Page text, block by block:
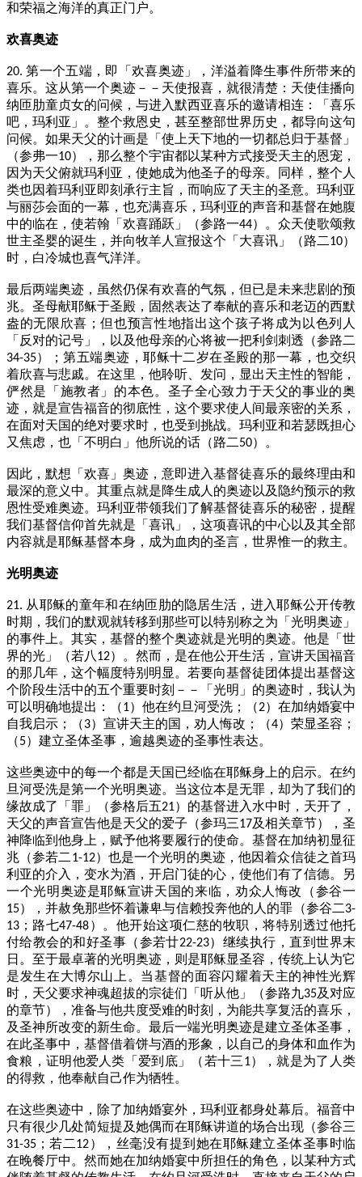
和荣福之海洋的真正门户。
欢喜奥迹
20.第一个五端，即「欢喜奥迹」，洋溢着降生事件所带来的
喜乐。这从第一个奥迹－－天使报喜，就很清楚：天使佳播向
纳匝肋童贞女的问候，与进入默西亚喜乐的邀请相连：「喜乐
吧，玛利亚」。整个救恩史，甚至整部世界历史，都导向这句
问候。如果天父的计画是「使上天下地的一切都总归于基督」
（参弗一10），那么整个宇宙都以某种方式接受天主的恩宠，
因为天父俯就玛利亚，使她成为他圣子的母亲。同样，整个人
类也因着玛利亚即刻承行主旨，而响应了天主的圣意。玛利亚
与丽莎会面的一幕，也充满喜乐，玛利亚的声音和基督在她腹
中的临在，使若翰「欢喜踊跃」（参路一44）。众天使歌颂救
世主圣婴的诞生，并向牧羊人宣报这个「大喜讯」（路二10）
时，白冷城也喜气洋洋。
最后两端奥迹，虽然仍保有欢喜的气氛，但已是未来悲剧的预
兆。圣母献耶稣于圣殿，固然表达了奉献的喜乐和老迈的西默
盎的无限欣喜；但也预言性地指出这个孩子将成为以色列人
「反对的记号」，以及他母亲的心将被一把利剑刺透（参路二
34-35）；第五端奥迹，耶稣十二岁在圣殿的那一幕，也交织
着欣喜与悲戚。在这里，他聆听、发问，显出天主性的智能，
俨然是「施教者」的本色。圣子全心致力于天父的事业的奥
迹，就是宣告福音的彻底性，这个要求使人间最亲密的关系，
在面对天国的绝对要求时，也受到挑战。玛利亚和若瑟既担心
又焦虑，也「不明白」他所说的话（路二50）。
因此，默想「欢喜」奥迹，意即进入基督徒喜乐的最终理由和
最深的意义中。其重点就是降生成人的奥迹以及隐约预示的救
恩性受难奥迹。玛利亚带领我们了解基督徒喜乐的秘密，提醒
我们基督信仰首先就是「喜讯」，这项喜讯的中心以及其全部
内容就是耶稣基督本身，成为血肉的圣言，世界惟一的救主。
光明奥迹
21. 从耶稣的童年和在纳匝肋的隐居生活，进入耶稣公开传教
时期，我们的默观就转移到那些可以特别称之为「光明奥迹」
的事件上。其实，基督的整个奥迹就是光明的奥迹。他是「世
界的光」（若八 12）。然而，是在他公开生活，宣讲天国福音
的那几年，这个幅度特别明显。若要向基督徒团体提出基督这
个阶段生活中的五个重要时刻－－「光明」的奥迹时，我认为
可以明确地提出：（1）他在约旦河受洗；（2）在加纳婚宴中
自我启示；（3）宣讲天主的国，劝人悔改；（4）荣显圣容；
（5）建立圣体圣事，逾越奥迹的圣事性表达。
这些奥迹中的每一个都是天国已经临在耶稣身上的启示。在约
旦河受洗是第一个光明奥迹。当这位本是无罪，却为了我们的
缘故成了「罪」（参格后五21）的基督进入水中时，天开了，
天父的声音宣告他是天父的爱子（参玛三17及相关章节），圣
神降临到他身上，赋予他将要履行的使命。基督在加纳初显征
兆（参若二 1-12）也是一个光明的奥迹，他因着众信徒之首玛
利亚的介入，变水为酒，开启门徒的心，使他们有了信德。另
一个光明奥迹是耶稣宣讲天国的来临，劝众人悔改（参谷一
15），并赦免那些怀着谦卑与信赖投奔他的人的罪（参谷二3-
13 ；路七47-48）。他开始这项仁慈的牧职，将特别透过他托
付给教会的和好圣事（参若廿22-23）继续执行，直到世界末
日。至于最卓著的光明奥迹，则是耶稣显圣容，传统上认为它
是发生在大博尔山上。当基督的面容闪耀着天主的神性光辉
时，天父要求神魂超拔的宗徒们「听从他」（参路九35及对应
的章节），准备与他共度受难的时刻，为能共享复活的喜乐，
及圣神所改变的新生命。最后一端光明奥迹是建立圣体圣事，
在此圣事中，基督借着饼与酒的形象，以自己的身体和血作为
食粮，证明他爱人类「爱到底」（若十三1），就是为了人类
的得救，他奉献自己作为牺牲。
在这些奥迹中，除了加纳婚宴外，玛利亚都身处幕后。福音中
只有很少几处简短提及她偶而在耶稣讲道的场合出现（参谷三
31-35 ；若二12），丝毫没有提到她在耶稣建立圣体圣事时临
在晚餐厅中。然而她在加纳婚宴中所担任的角色，以某种方式